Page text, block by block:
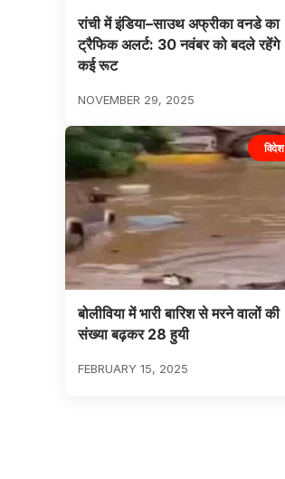
रांची में इंडिया–साउथ अफ्रीका वनडे का
ट्रैफिक अलर्ट: 30 नवंबर को बदले रहेंगे
कई रूट
NOVEMBER 29, 2025
विदेश
बोलीविया में भारी बारिश से मरने वालों की
संख्या बढ़कर 28 हुयी
FEBRUARY 15, 2025